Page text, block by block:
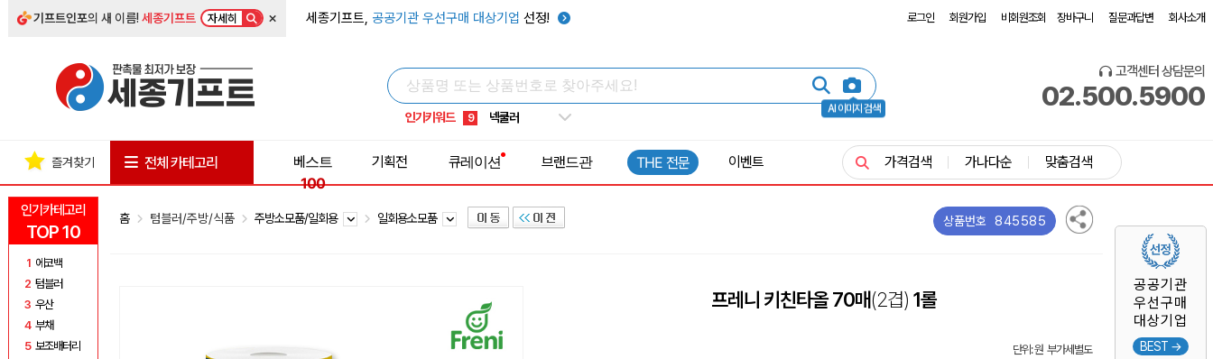
기프트인포의 새 이름!세종기프트 자세히 × 세종기프트, 공공기관 우선구매 대상기업 선정! 로그인 회원가입 비회원조회 장바구니 질문과답변 회사소개
AI 이미지 검색
인기키워드
6 우산
9 넥쿨러
10 타포린가방
고객센터 상담문의
02.500.5900
인기카테고리
TOP 10
1 에코백
2 텀블러
3 우산
4 부채
5 보조배터리
공공기관
우선구매
대상기업
BEST →
즐겨찾기 전체 카테고리
베스트
100
기획전 큐레이션 브랜드관 THE 전문 이벤트 가격검색 가나다순 맞춤검색
홈 텀블러/주방/식품 주방소모품/일회용 일회용소모품 상품번호 845585
프레니 키친타올 70매(2겹) 1롤
단위: 원 부가세별도